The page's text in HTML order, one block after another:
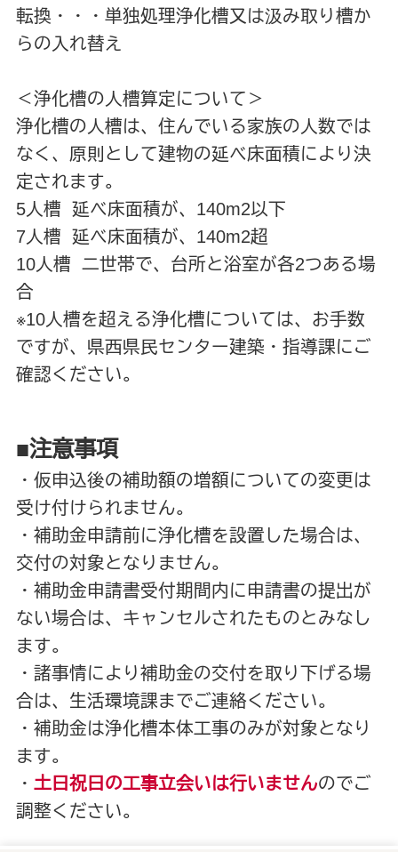
転換・・・単独処理浄化槽又は汲み取り槽か
らの入れ替え
＜浄化槽の人槽算定について＞
浄化槽の人槽は、住んでいる家族の人数では
なく、原則として建物の延べ床面積により決
定されます。
5人槽 延べ床面積が、140m2以下
7人槽 延べ床面積が、140m2超
10人槽 二世帯で、台所と浴室が各2つある場
合
※10人槽を超える浄化槽については、お手数
ですが、県西県民センター建築・指導課にご
確認ください。
■注意事項
・仮申込後の補助額の増額についての変更は
受け付けられません。
・補助金申請前に浄化槽を設置した場合は、
交付の対象となりません。
・補助金申請書受付期間内に申請書の提出が
ない場合は、キャンセルされたものとみなし
ます。
・諸事情により補助金の交付を取り下げる場
合は、生活環境課までご連絡ください。
・補助金は浄化槽本体工事のみが対象となり
ます。
・ 土日祝日の工事立会いは行いませんのでご
調整ください。